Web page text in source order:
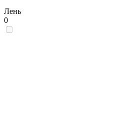
Лень
0